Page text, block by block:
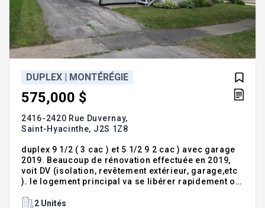
DUPLEX | MONTÉRÉGIE
575,000 $
2416-2420 Rue Duvernay,
Saint-Hyacinthe, J2S 1Z8
duplex 9 1/2 ( 3 cac ) et 5 1/2 9 2 cac ) avec garage
2019. Beaucoup de rénovation effectuée en 2019,
voit DV (isolation, revêtement extérieur, garage,etc
). le logement principal va se libérer rapidement ou
fixtures, stores, armoire a l'entrée arriere, établi au
2 Unités